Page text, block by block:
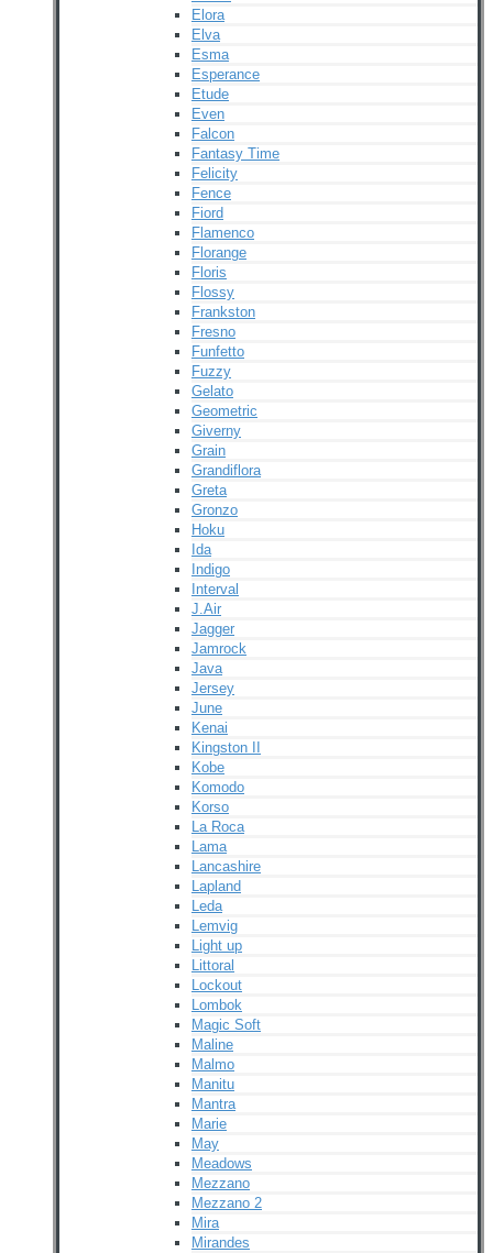
Elora
Elva
Esma
Esperance
Etude
Even
Falcon
Fantasy Time
Felicity
Fence
Fiord
Flamenco
Florange
Floris
Flossy
Frankston
Fresno
Funfetto
Fuzzy
Gelato
Geometric
Giverny
Grain
Grandiflora
Greta
Gronzo
Hoku
Ida
Indigo
Interval
J.Air
Jagger
Jamrock
Java
Jersey
June
Kenai
Kingston II
Kobe
Komodo
Korso
La Roca
Lama
Lancashire
Lapland
Leda
Lemvig
Light up
Littoral
Lockout
Lombok
Magic Soft
Maline
Malmo
Manitu
Mantra
Marie
May
Meadows
Mezzano
Mezzano 2
Mira
Mirandes